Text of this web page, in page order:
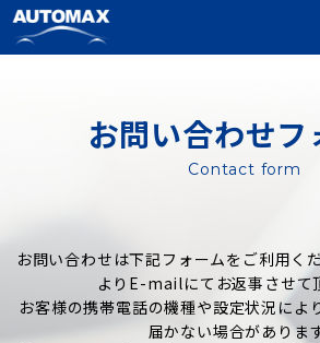
お問い合わせフ
Contact form
お問い合わせは下記フォームをご利用く
よりE-mailにてお返事させて
お客様の携帯電話の機種や設定状況によ
届かない場合があります